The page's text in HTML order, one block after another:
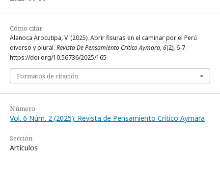
Cómo citar
Alanoca Arocutipa, V. (2025). Abrir fisuras en el caminar por el Perú
diverso y plural. Revista De Pensamiento Crítico Aymara,6(2), 6-7.
https://doi.org/10.56736/2025/165
Formatos de citación
Número
Vol. 6 Núm. 2 (2025): Revista de Pensamiento Crítico Aymara
Sección
Artículos